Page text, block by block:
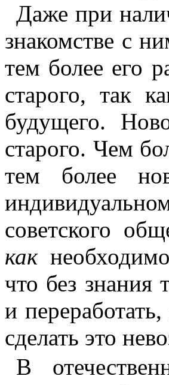
Даже при
зна­комстве с
тем более его
старого, так
будущего.
старого. Чем
тем более
советского
какнеобходимо
что без знания
и
сделать это
В